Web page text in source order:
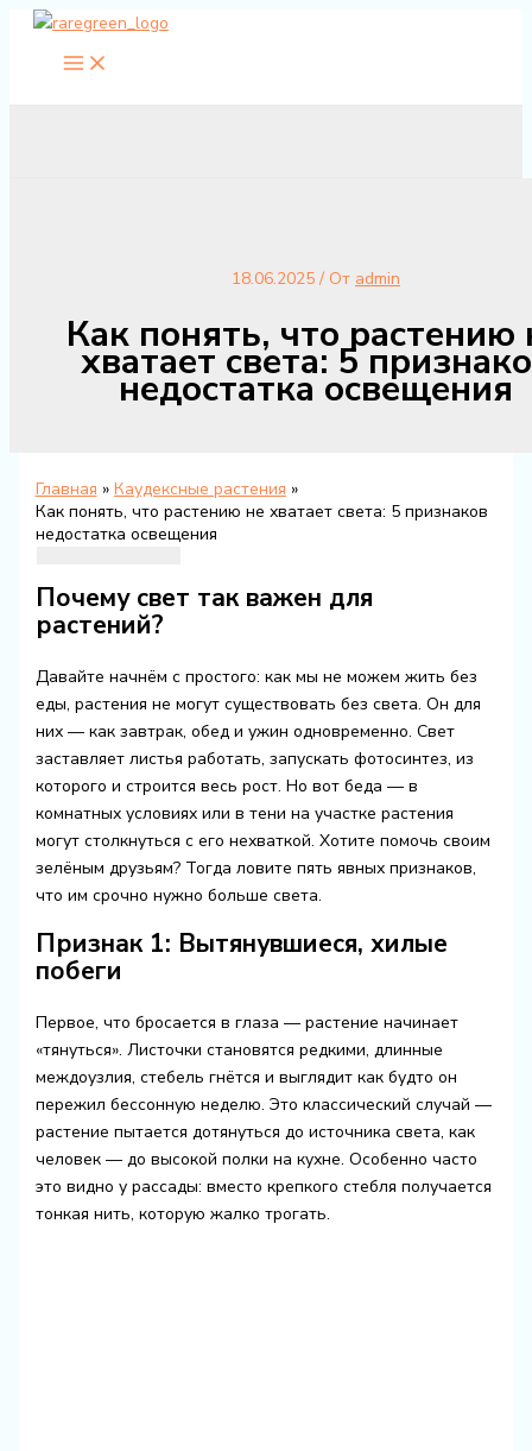
Перейти
содержимому
18.06.2025 / От admin
Как понять, что растению
хватает света: 5
недостатка освещения
Главная
Каудексные растения
Как понять, что растению не хватает света: 5 признаков
недостатка освещения
Почему свет так важен для
растений?
Давайте начнём с простого: как мы не можем жить без
еды, растения не могут существовать без света. Он для
них — как завтрак, обед и ужин одновременно. Свет
заставляет листья работать, запускать фотосинтез, из
которого и строится весь рост. Но вот беда — в
комнатных условиях или в тени на участке растения
могут столкнуться с его нехваткой. Хотите помочь своим
зелёным друзьям? Тогда ловите пять явных признаков,
что им срочно нужно больше света.
Признак 1: Вытянувшиеся, хилые
побеги
Первое, что бросается в глаза — растение начинает
«тянуться». Листочки становятся редкими, длинные
междоузлия, стебель гнётся и выглядит как будто он
пережил бессонную неделю. Это классический случай —
растение пытается дотянуться до источника света, как
человек — до высокой полки на кухне. Особенно часто
это видно у рассады: вместо крепкого стебля получается
тонкая нить, которую жалко трогать.